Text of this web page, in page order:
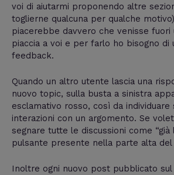
voi di aiutarmi proponendo altre
toglierne qualcuna per qualche
piacerebbe davvero che venisse fuori
piaccia a voi e per farlo ho bisogno di
feedback.
Quando un altro utente lascia una
nuovo topic, sulla busta a sinistra
esclamativo rosso, così da individuare
interazioni con un argomento. Se
segnare tutte le discussioni come “già
pulsante presente nella parte alta
Inoltre ogni nuovo post pubblicato